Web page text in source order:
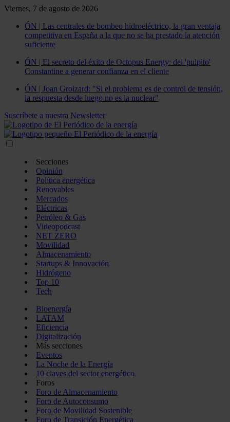
Viernes, 7 de agosto de 2026
ÓN | Las centrales de bombeo hidroeléctrico, la gran ventaja
competitiva en España a la que no se ha prestado la atención
suficiente
ÓN | El secreto del éxito de Octopus Energy: del 'pulpito'
Constantine a generar confianza en el cliente
ÓN | Joan Groizard: "Si el problema es de control de tensión,
la respuesta desde luego no es la nuclear"
Suscríbete a nuestra Newsletter
Secciones
Opinión
Política energética
Renovables
Mercados
Eléctricas
Petróleo & Gas
Videopodcast
NET ZERO
Movilidad
Almacenamiento
Startups & Innovación
Hidrógeno
Top 10
Tech
Bioenergía
LATAM
Eficiencia
Digitalización
Más secciones
Eventos
La Noche de la Energía
10 claves del sector energético
Foros
Foro de Almacenamiento
Foro de Autoconsumo
Foro de Movilidad Sostenible
Foro de Transición Energética